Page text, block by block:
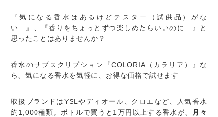
『気になる香水はあるけどテスター（試供品）がな
い…』、『香りをちょっとずつ楽しめたらいいのに…』と
思ったことはありませんか？
香水のサブスクリプション『COLORIA（カラリア）』な
ら、気になる香水を気軽に、お得な価格で試せます！
取扱ブランドはYSLやディオール、クロエなど、人気香水
約1,000種類。ボトルで買うと1万円以上する香水が、
月々